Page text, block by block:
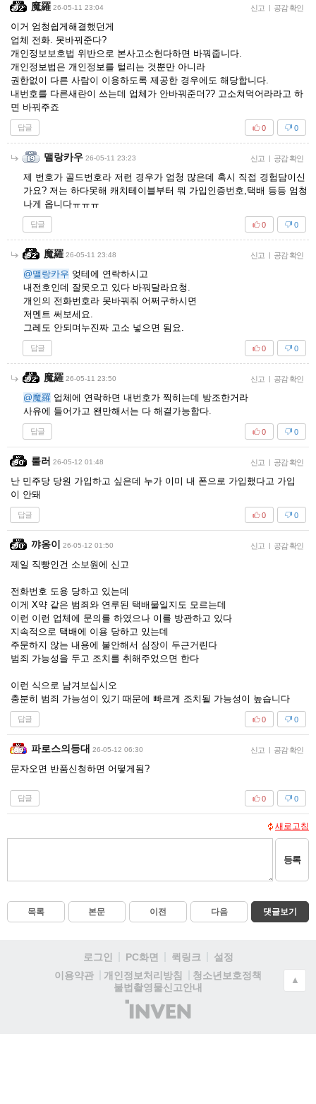
魔羅 26-05-11 23:04 신고 | 공감 확인
이거 엄청쉽게해결했던게
업체 전화. 못바꿔준다?
개인정보보호법 위반으로 본사고소헌다하면 바꿔줍니다.
개인정보법은 개인정보를 털리는 것뿐만 아니라
권한없이 다른 사람이 이용하도록 제공한 경우에도 해당합니다.
내번호를 다른새란이 쓰는데 업체가 안바꿔준더?? 고소쳐먹어라라고 하
면 바꿔주죠
답글 0
0
맬랑카우 26-05-11 23:23 신고 | 공감 확인
제 번호가 골드번호라 저런 경우가 엄청 많은데 혹시 직접 경험담이신
가요? 저는 하다못해 캐치테이블부터 뭐 가입인증번호,택배 등등 엄청
나게 옵니다ㅠㅠㅠ
답글 0
0
魔羅 26-05-11 23:48 신고 | 공감 확인
@맬랑카우 엊테에 연락하시고
내전호인데 잘못오고 있다 바꿔달라요청.
개인의 전화번호라 못바꿔줘 어쩌구하시면
저멘트 써보세요.
그레도 안되며누진짜 고소 넣으면 됨요.
답글 0
0
魔羅 26-05-11 23:50 신고 | 공감 확인
@魔羅 업체에 연락하면 내번호가 찍히는데 방조한거라
사유에 들어가고 왠만해서는 다 해결가능함다.
답글 0
0
룰러 26-05-12 01:48 신고 | 공감 확인
난 민주당 당원 가입하고 싶은데 누가 이미 내 폰으로 가입했다고 가입
이 안돼
답글 0
0
꺄옹이 26-05-12 01:50 신고 | 공감 확인
제일 직빵인건 소보원에 신고
전화번호 도용 당하고 있는데
이게 X약 같은 범죄와 연루된 택배물일지도 모르는데
이런 이런 업체에 문의를 하였으나 이를 방관하고 있다
지속적으로 택배에 이용 당하고 있는데
주문하지 않는 내용에 불안해서 심장이 두근거린다
범죄 가능성을 두고 조치를 취해주었으면 한다
이런 식으로 남겨보십시오
충분히 범죄 가능성이 있기 때문에 빠르게 조치될 가능성이 높습니다
답글 0
0
파로스의등대 26-05-12 06:30 신고 | 공감 확인
문자오면 반품신청하면 어떻게됨?
답글 0
0
새로고침
등록
목록 본문 이전 다음 댓글보기
로그인 PC화면 퀵링크
설정
이용약관
개인정보처리방침
청소년보호정책
불법촬영물신고안내
(주)
인
▲